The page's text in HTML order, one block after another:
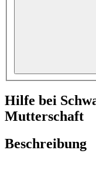
Hilfe bei
Mutterschaft
Beschreibung